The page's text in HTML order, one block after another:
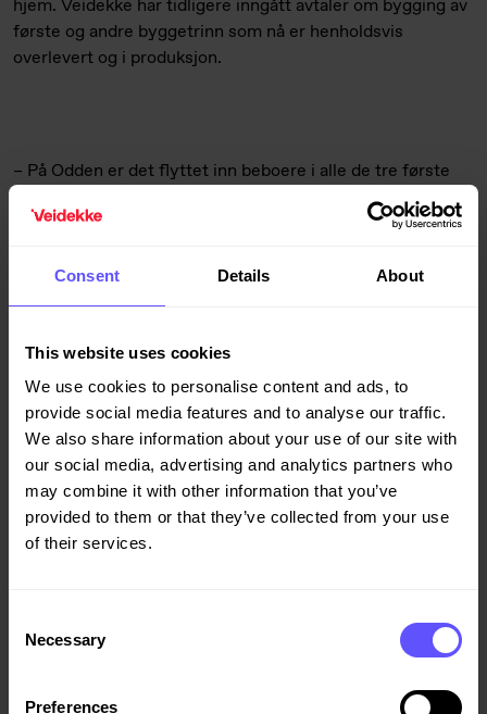
Consent Details About
This website uses cookies
We use cookies to personalise content and ads, to
provide social media features and to analyse our traffic.
We also share information about your use of our site with
our social media, advertising and analytics partners who
may combine it with other information that you’ve
provided to them or that they’ve collected from your use
of their services.
Selection
Necessary
Preferences
hjem. Veidekke har tidligere inngått avtaler om bygging av
første og andre byggetrinn som nå er henholdsvis
overlevert og i produksjon.
– På Odden er det flyttet inn beboere i alle de tre første
blokkene og vi merker at kundene ser kvalitetene ved den
flotte beliggenheten med nærhet til sjøen. Det er også
balkongene eller sitter i solen ute i parken eller ved sjøen.
Vi har god produksjon på råbygget i trinn to og det er gøy å
fortsettelsen, og til at enda flere får gleden av å bo på
Odden, sier prosjektsjef Espen Ekeland i OBOS Nye Hjem
Rogaland.
Byggearbeidene starter i løpet av høsten og boligene er
planlagt med overleving i andre halvdel av 2028. Les mer